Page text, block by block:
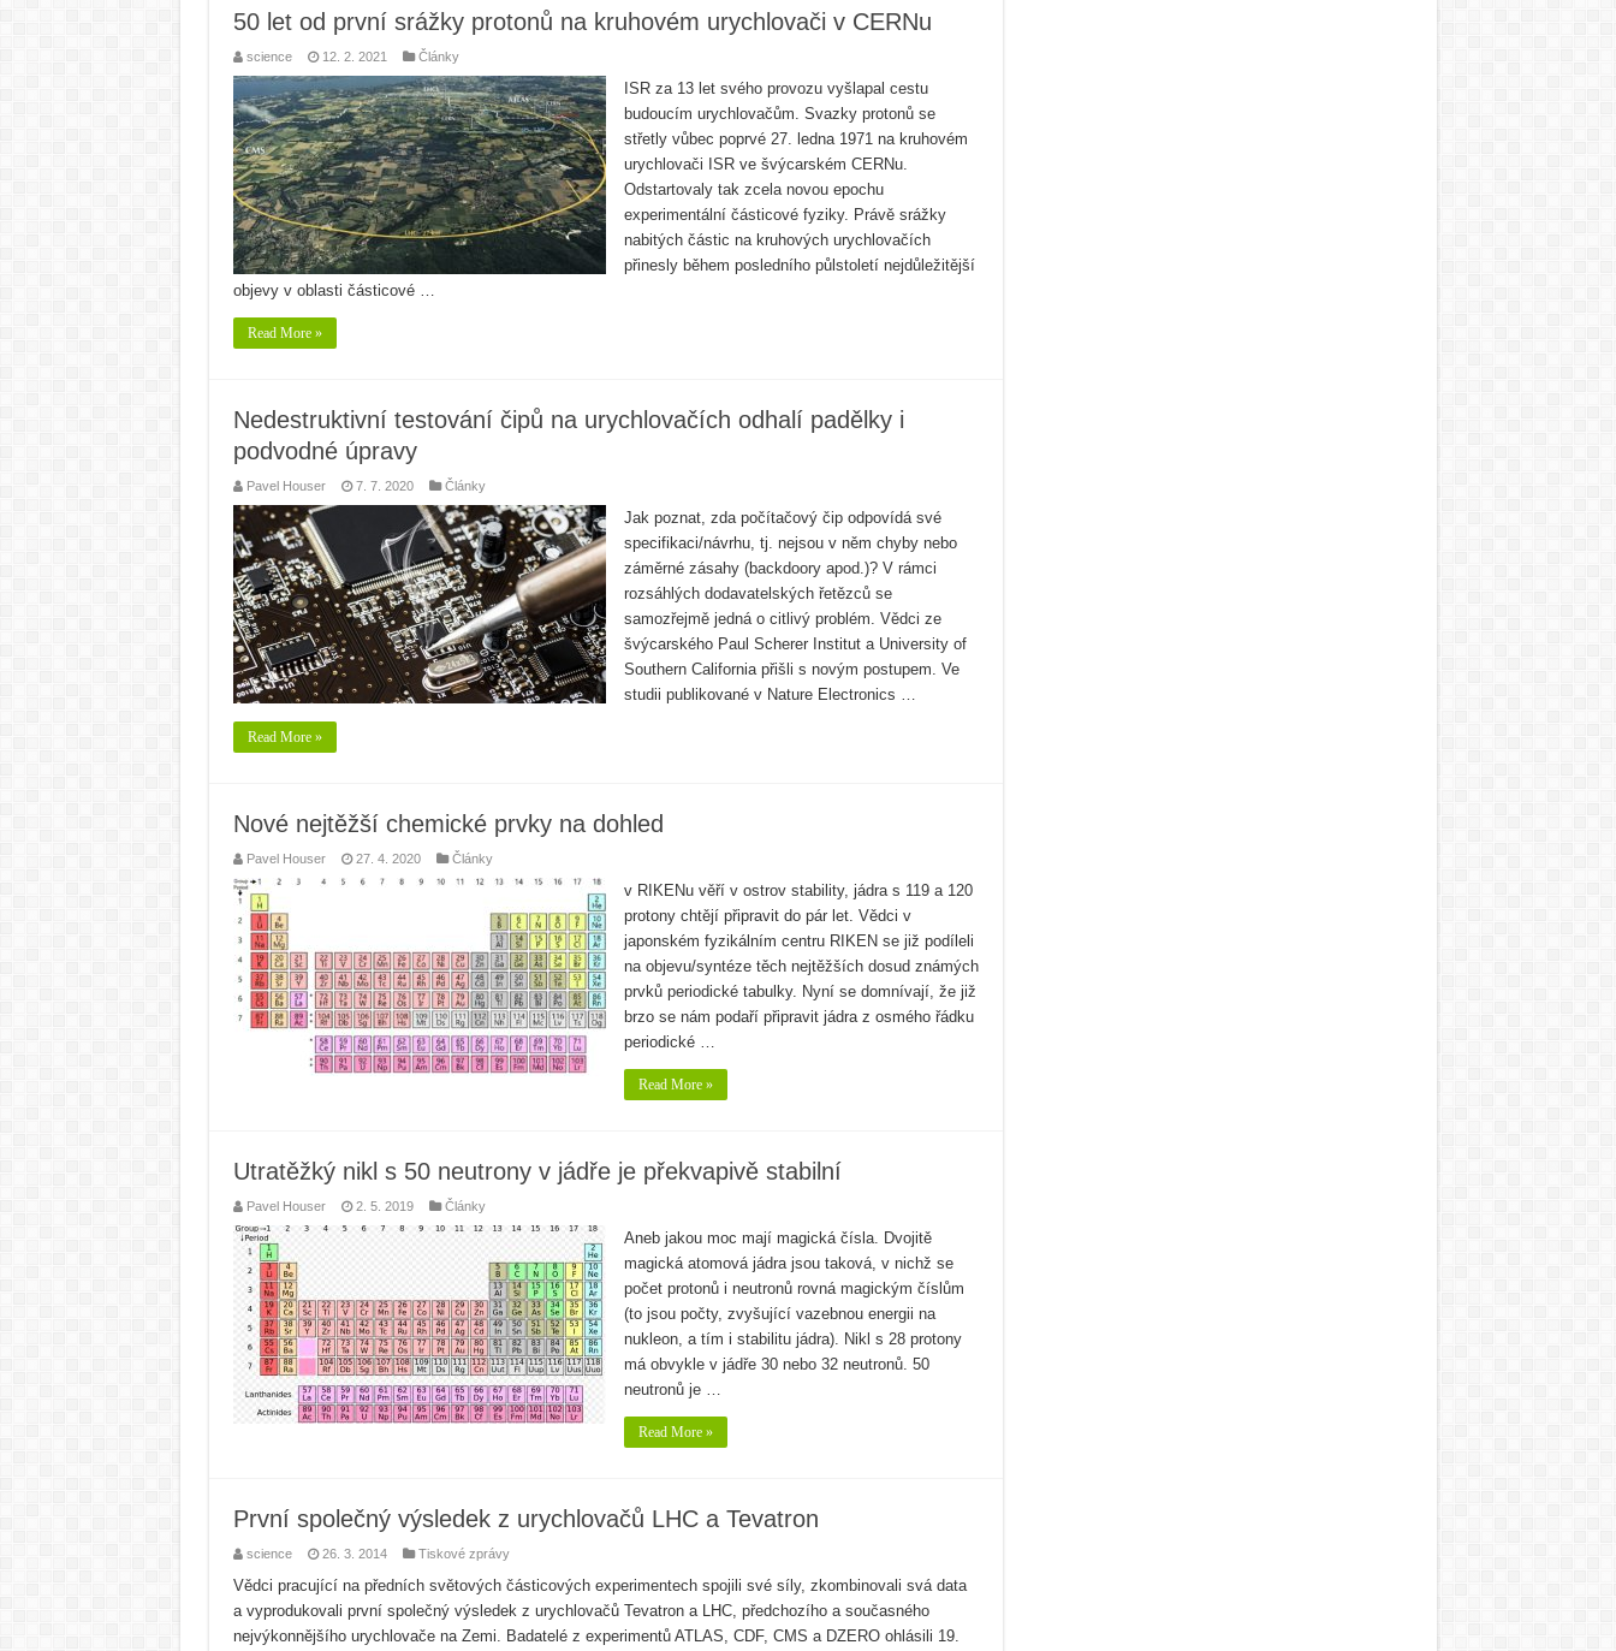
50 let od první srážky protonů na kruhovém urychlovači v CERNu
science 12. 2. 2021 Články
ISR za 13 let svého provozu vyšlapal cestu
budoucím urychlovačům. Svazky protonů se
střetly vůbec poprvé 27. ledna 1971 na kruhovém
urychlovači ISR ve švýcarském CERNu.
Odstartovaly tak zcela novou epochu
experimentální částicové fyziky. Právě srážky
nabitých částic na kruhových urychlovačích
přinesly během posledního půlstoletí nejdůležitější
objevy v oblasti částicové …
Read More »
Nedestruktivní testování čipů na urychlovačích odhalí padělky i
podvodné úpravy
Pavel Houser 7. 7. 2020 Články
Jak poznat, zda počítačový čip odpovídá své
specifikaci/návrhu, tj. nejsou v něm chyby nebo
záměrné zásahy (backdoory apod.)? V rámci
rozsáhlých dodavatelských řetězců se
samozřejmě jedná o citlivý problém. Vědci ze
švýcarského Paul Scherer Institut a University of
Southern California přišli s novým postupem. Ve
studii publikované v Nature Electronics …
Read More »
Nové nejtěžší chemické prvky na dohled
Pavel Houser 27. 4. 2020 Články
v RIKENu věří v ostrov stability, jádra s 119 a 120
protony chtějí připravit do pár let. Vědci v
japonském fyzikálním centru RIKEN se již podíleli
na objevu/syntéze těch nejtěžších dosud známých
prvků periodické tabulky. Nyní se domnívají, že již
brzo se nám podaří připravit jádra z osmého řádku
periodické …
Read More »
Utratěžký nikl s 50 neutrony v jádře je překvapivě stabilní
Pavel Houser 2. 5. 2019 Články
Aneb jakou moc mají magická čísla. Dvojitě
magická atomová jádra jsou taková, v nichž se
počet protonů i neutronů rovná magickým číslům
(to jsou počty, zvyšující vazebnou energii na
nukleon, a tím i stabilitu jádra). Nikl s 28 protony
má obvykle v jádře 30 nebo 32 neutronů. 50
neutronů je …
Read More »
První společný výsledek z urychlovačů LHC a Tevatron
science 26. 3. 2014 Tiskové zprávy
Vědci pracující na předních světových částicových experimentech spojili své síly, zkombinovali svá data
a vyprodukovali první společný výsledek z urychlovačů Tevatron a LHC, předchozího a současného
nejvýkonnějšího urychlovače na Zemi. Badatelé z experimentů ATLAS, CDF, CMS a DZERO ohlásili 19.